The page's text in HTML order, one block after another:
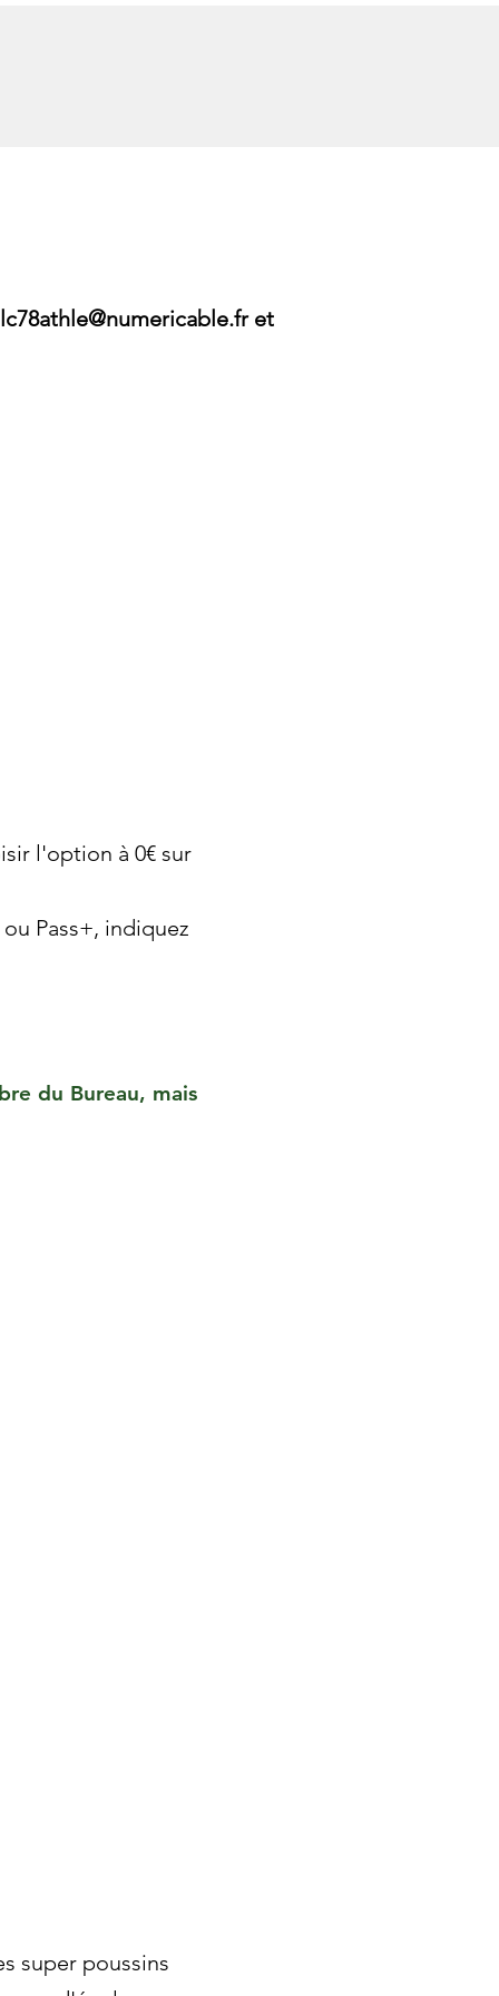
lc78athle@numericable.fr​ et
l'option à 0€ sur
Pass+, indiquez
du Bureau, mais
super poussins